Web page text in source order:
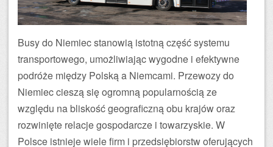
Busy do Niemiec stanowią istotną część systemu
transportowego, umożliwiając wygodne i efektywne
podróże między Polską a Niemcami. Przewozy do
Niemiec cieszą się ogromną popularnością ze
względu na bliskość geograficzną obu krajów oraz
rozwinięte relacje gospodarcze i towarzyskie. W
Polsce istnieje wiele firm i przedsiębiorstw oferujących